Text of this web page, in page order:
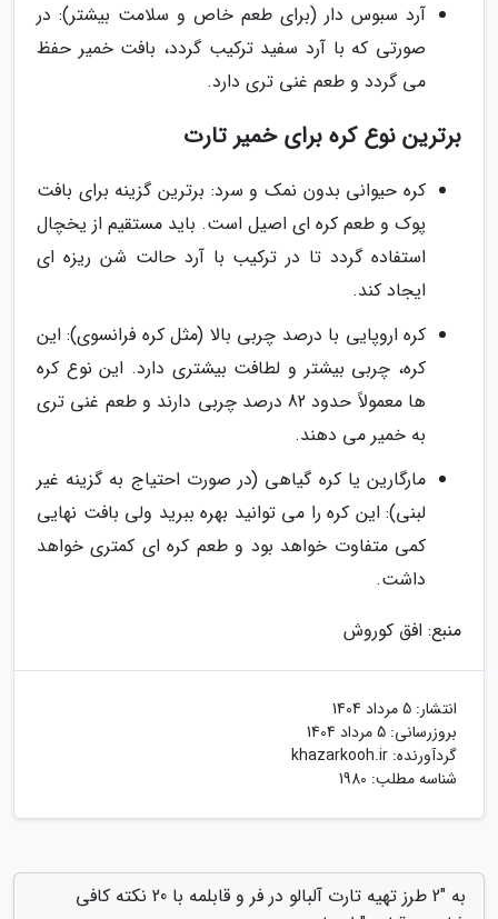
آرد سبوس دار (برای طعم خاص و سلامت بیشتر): در
صورتی که با آرد سفید ترکیب گردد، بافت خمیر حفظ
می گردد و طعم غنی تری دارد.
برترین نوع کره برای خمیر تارت
کره حیوانی بدون نمک و سرد: برترین گزینه برای بافت
پوک و طعم کره ای اصیل است. باید مستقیم از یخچال
استفاده گردد تا در ترکیب با آرد حالت شن ریزه ای
ایجاد کند.
کره اروپایی با درصد چربی بالا (مثل کره فرانسوی): این
کره، چربی بیشتر و لطافت بیشتری دارد. این نوع کره
ها معمولاً حدود 82 درصد چربی دارند و طعم غنی تری
به خمیر می دهند.
مارگارین یا کره گیاهی (در صورت احتیاج به گزینه غیر
لبنی): این کره را می توانید بهره ببرید ولی بافت نهایی
کمی متفاوت خواهد بود و طعم کره ای کمتری خواهد
داشت.
منبع: افق کوروش
انتشار: 5 مرداد 1404
بروزرسانی: 5 مرداد 1404
گردآورنده: khazarkooh.ir
شناسه مطلب: 1980
به "2 طرز تهیه تارت آلبالو در فر و قابلمه با 20 نکته کافی